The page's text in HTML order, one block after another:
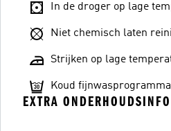
In de droger op lage
Niet chemisch laten
Strijken op lage
Koud fijnwasprogramma
EXTRA